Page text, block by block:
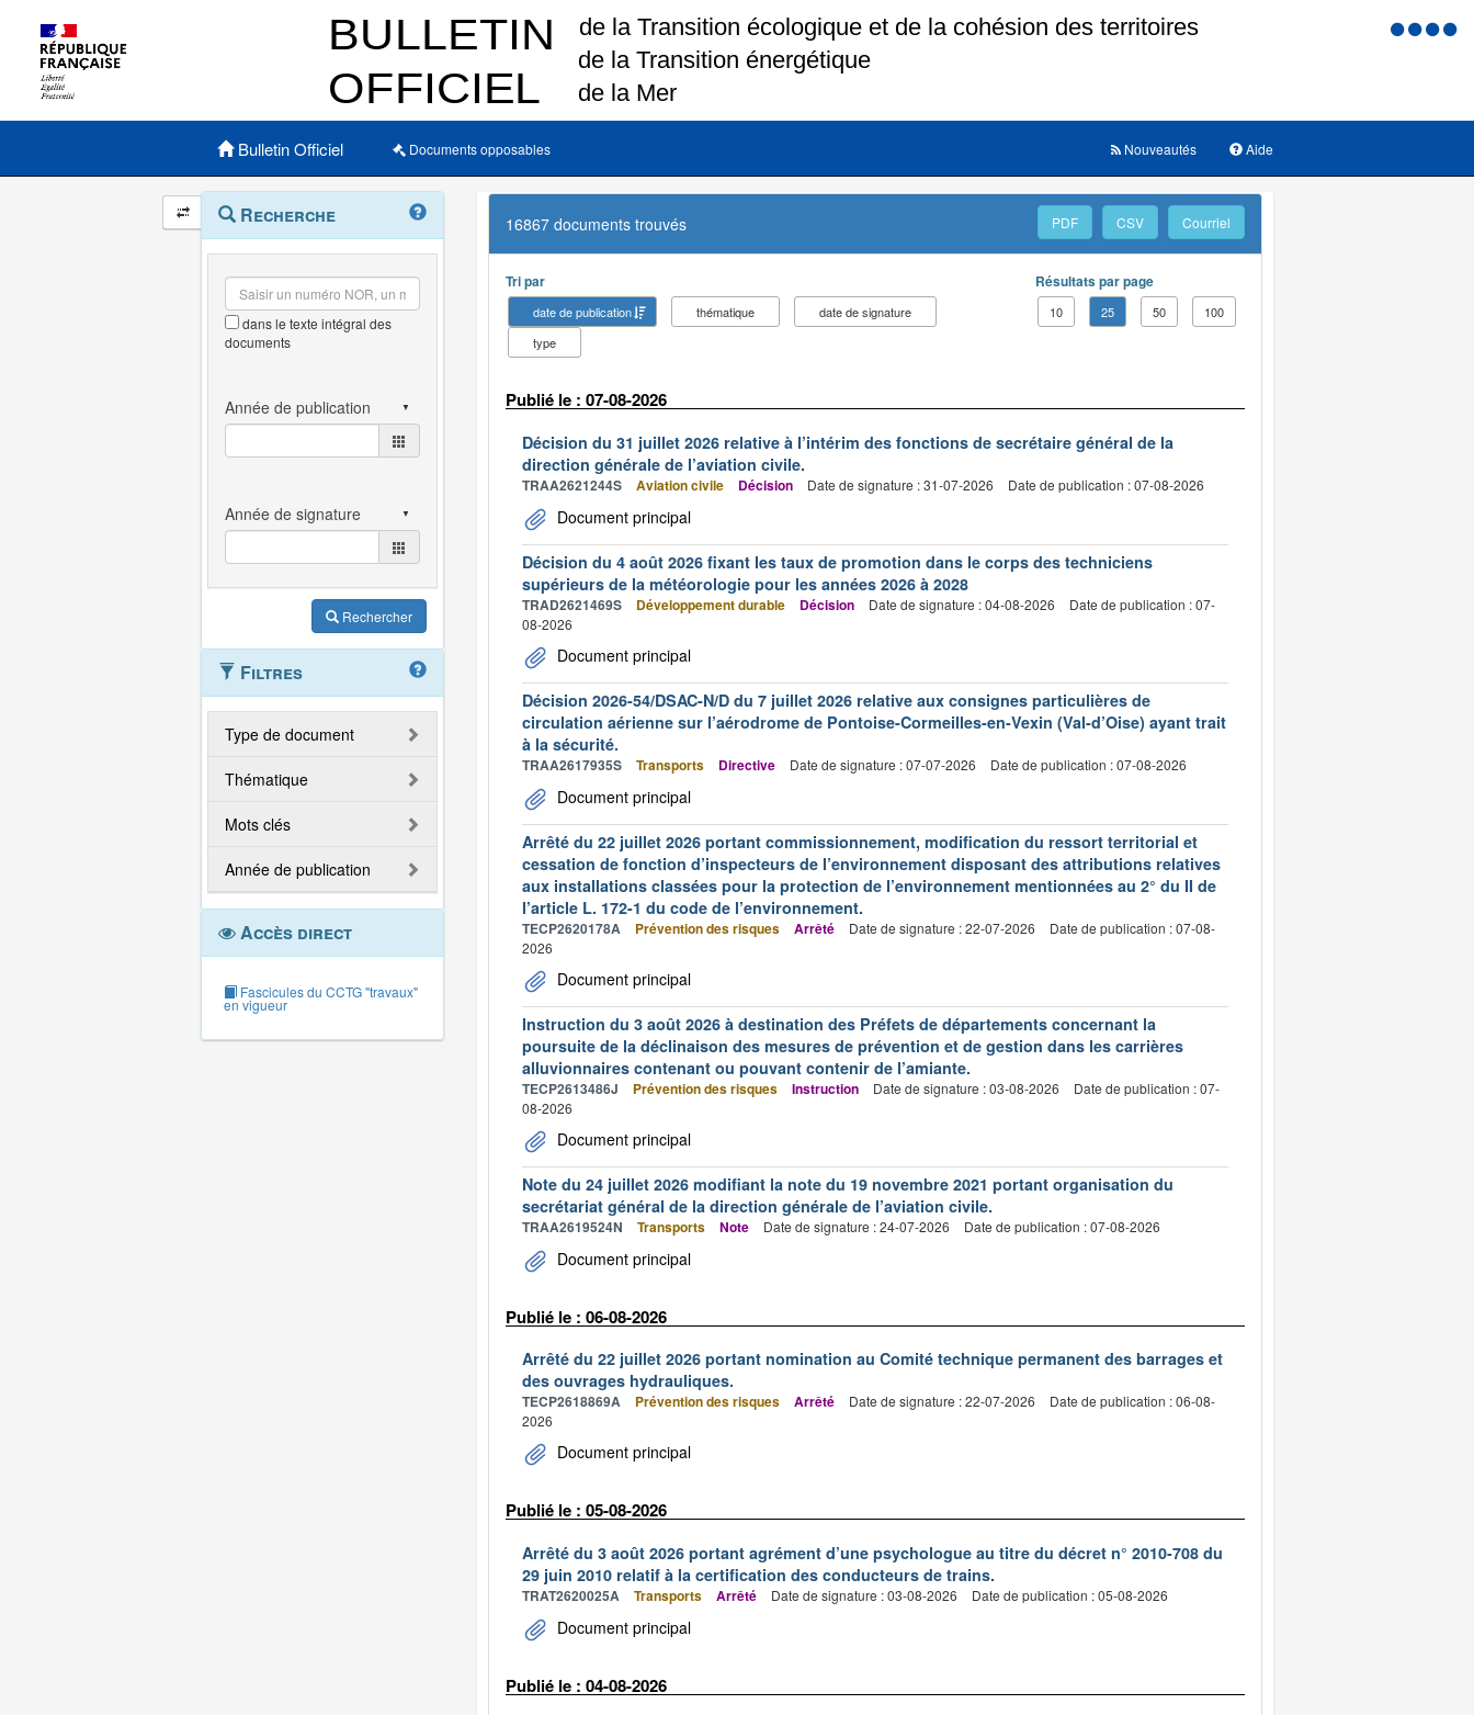
Menu
Menu principal
Bulletin Officiel Documents opposables Aide
Nouveautés
Navigation
et
outils
annexes
Menu
contextuel
Recherche
dans le texte intégral des
documents
Rechercher
Filtres
Type de document
Thématique
Mots clés
Année de publication
Accès direct
Fascicules du CCTG "travaux"
en vigueur
16867 documents trouvés PDF CSV Courriel
Tri par
date de publication thématique
date de signature
type
Résultats par page
10 25 50 100
Publié le : 07-08-2026
Décision du 31 juillet 2026 relative à l’intérim des fonctions de secrétaire général de la
direction générale de l’aviation civile.
TRAA2621244S Aviation civile Décision Date de signature : 31-07-2026 Date de publication : 07-08-2026
Document principal
Décision du 4 août 2026 fixant les taux de promotion dans le corps des techniciens
supérieurs de la météorologie pour les années 2026 à 2028
TRAD2621469S Développement durable Décision Date de signature : 04-08-2026
Date de publication : 07-
08-2026
Document principal
Décision 2026-54/DSAC-N/D du 7 juillet 2026 relative aux consignes particulières de
circulation aérienne sur l’aérodrome de Pontoise-Cormeilles-en-Vexin (Val-d’Oise) ayant trait
à la sécurité.
TRAA2617935S Transports Directive Date de signature : 07-07-2026 Date de publication : 07-08-2026
Document principal
Arrêté du 22 juillet 2026 portant commissionnement, modification du ressort territorial et
cessation de fonction d’inspecteurs de l’environnement disposant des attributions relatives
aux installations classées pour la protection de l’environnement mentionnées au 2° du II de
l’article L. 172-1 du code de l’environnement.
TECP2620178A Prévention des risques Arrêté Date de signature : 22-07-2026
Date de publication : 07-08-
2026
Document principal
Instruction du 3 août 2026 à destination des Préfets de départements concernant la
poursuite de la déclinaison des mesures de prévention et de gestion dans les carrières
alluvionnaires contenant ou pouvant contenir de l’amiante.
TECP2613486J Prévention des risques Instruction Date de signature : 03-08-2026
Date de publication : 07-
08-2026
Document principal
Note du 24 juillet 2026 modifiant la note du 19 novembre 2021 portant organisation du
secrétariat général de la direction générale de l’aviation civile.
TRAA2619524N Transports Note Date de signature : 24-07-2026 Date de publication : 07-08-2026
Document principal
Publié le : 06-08-2026
Arrêté du 22 juillet 2026 portant nomination au Comité technique permanent des barrages et
des ouvrages hydrauliques.
TECP2618869A Prévention des risques Arrêté Date de signature : 22-07-2026
Date de publication : 06-08-
2026
Document principal
Publié le : 05-08-2026
Arrêté du 3 août 2026 portant agrément d’une psychologue au titre du décret n° 2010-708 du
29 juin 2010 relatif à la certification des conducteurs de trains.
TRAT2620025A Transports Arrêté Date de signature : 03-08-2026 Date de publication : 05-08-2026
Document principal
Publié le : 04-08-2026